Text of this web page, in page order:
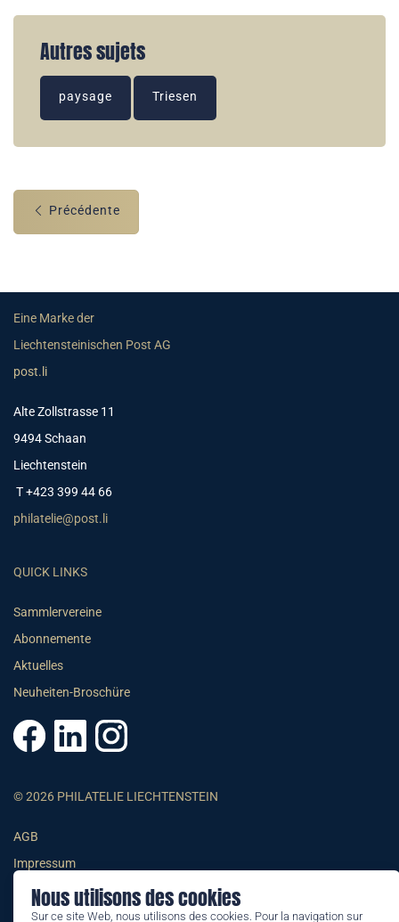
Nous utilisons des cookies
Sur ce site Web, nous utilisons des cookies. Pour la navigation sur
Autres sujets
paysage Triesen
Précédente
Eine Marke der
Liechtensteinischen Post AG
post.li
Alte Zollstrasse 11
9494 Schaan
Liechtenstein
T +423 399 44 66
philatelie@post.li
QUICK LINKS
Sammlervereine
Abonnemente
Aktuelles
Neuheiten-Broschüre
© 2026 PHILATELIE LIECHTENSTEIN
AGB
Impressum
Datenschutzerklärung